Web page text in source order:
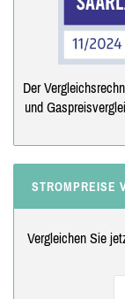
Der
und
STROMPREISE
Vergleichen Sie